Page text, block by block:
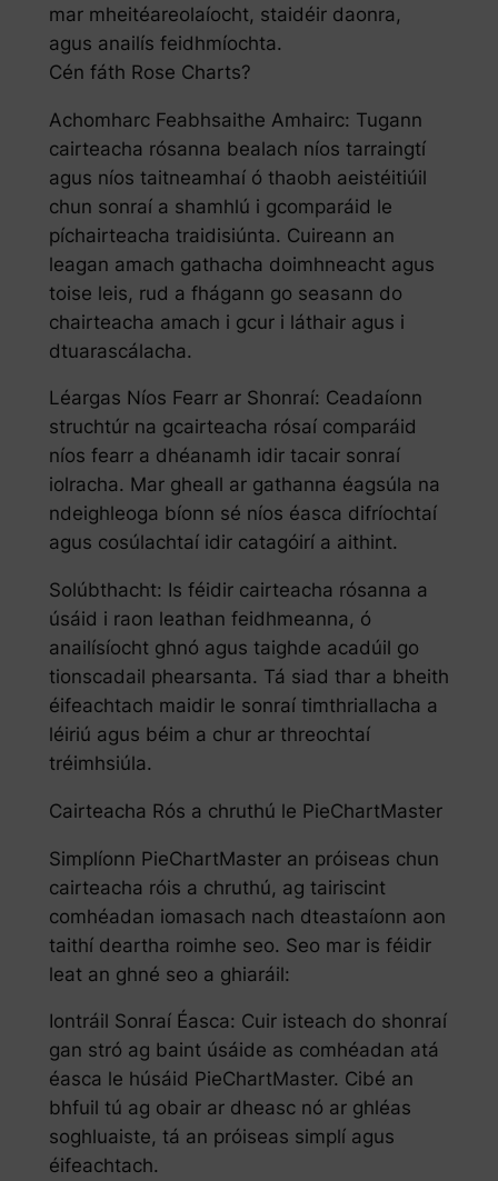
mar mheitéareolaíocht, staidéir daonra,
agus anailís feidhmíochta.
Cén fáth Rose Charts?
Achomharc Feabhsaithe Amhairc: Tugann
cairteacha rósanna bealach níos tarraingtí
agus níos taitneamhaí ó thaobh aeistéitiúil
chun sonraí a shamhlú i gcomparáid le
píchairteacha traidisiúnta. Cuireann an
leagan amach gathacha doimhneacht agus
toise leis, rud a fhágann go seasann do
chairteacha amach i gcur i láthair agus i
dtuarascálacha.
Léargas Níos Fearr ar Shonraí: Ceadaíonn
struchtúr na gcairteacha rósaí comparáid
níos fearr a dhéanamh idir tacair sonraí
iolracha. Mar gheall ar gathanna éagsúla na
ndeighleoga bíonn sé níos éasca difríochtaí
agus cosúlachtaí idir catagóirí a aithint.
Solúbthacht: Is féidir cairteacha rósanna a
úsáid i raon leathan feidhmeanna, ó
anailísíocht ghnó agus taighde acadúil go
tionscadail phearsanta. Tá siad thar a bheith
éifeachtach maidir le sonraí timthriallacha a
léiriú agus béim a chur ar threochtaí
tréimhsiúla.
Cairteacha Rós a chruthú le PieChartMaster
Simplíonn PieChartMaster an próiseas chun
cairteacha róis a chruthú, ag tairiscint
comhéadan iomasach nach dteastaíonn aon
taithí deartha roimhe seo. Seo mar is féidir
leat an ghné seo a ghiaráil:
Iontráil Sonraí Éasca: Cuir isteach do shonraí
gan stró ag baint úsáide as comhéadan atá
éasca le húsáid PieChartMaster. Cibé an
bhfuil tú ag obair ar dheasc nó ar ghléas
soghluaiste, tá an próiseas simplí agus
éifeachtach.